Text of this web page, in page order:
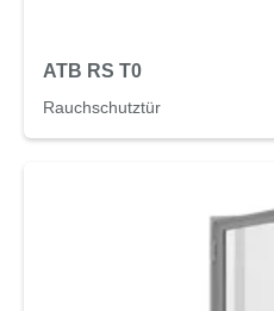
ATB RS T0
Rauchschutztür